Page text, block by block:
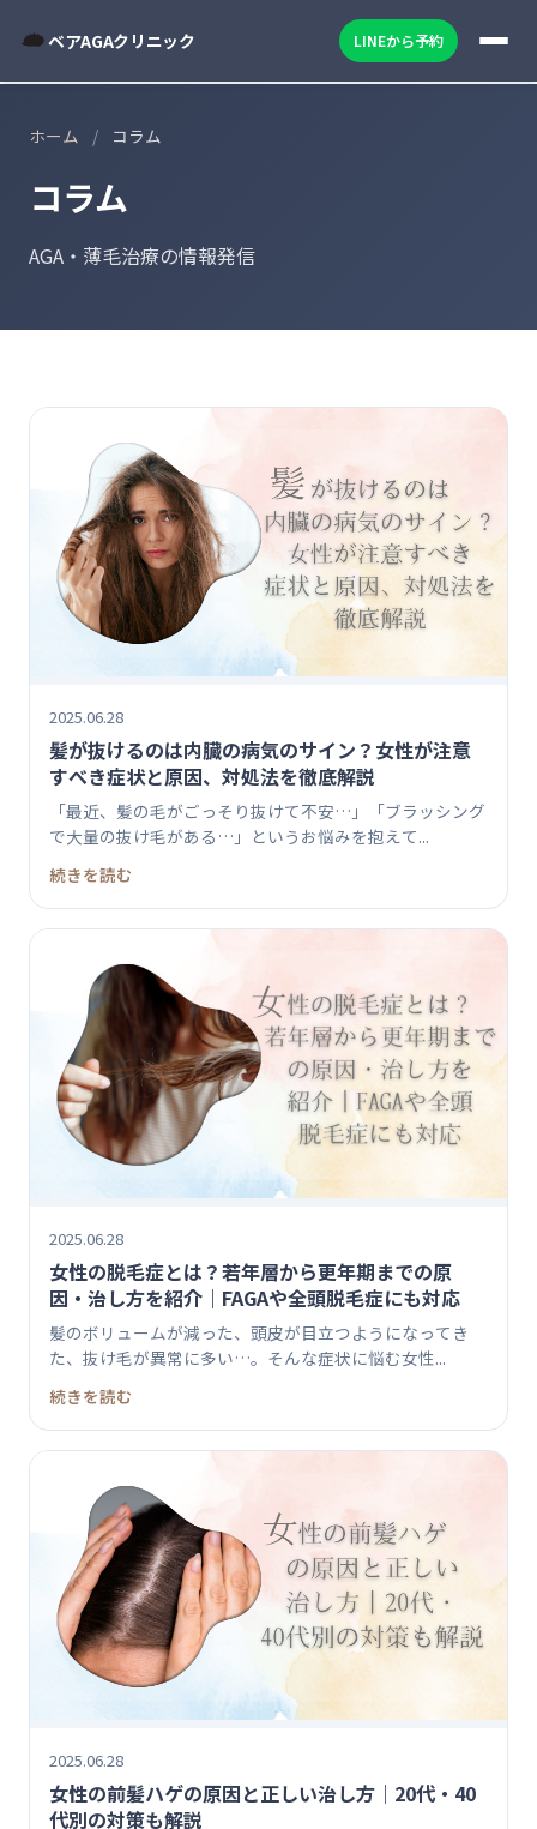
ベアAGAクリニック LINEから予約
ホーム / コラム
コラム
AGA・薄毛治療の情報発信
2025.06.28
髪が抜けるのは内臓の病気のサイン？女性が注意
すべき症状と原因、対処法を徹底解説
「最近、髪の毛がごっそり抜けて不安…」「ブラッシング
で大量の抜け毛がある…」というお悩みを抱えて...
続きを読む
2025.06.28
女性の脱毛症とは？若年層から更年期までの原
因・治し方を紹介｜FAGAや全頭脱毛症にも対応
髪のボリュームが減った、頭皮が目立つようになってき
た、抜け毛が異常に多い…。そんな症状に悩む女性...
続きを読む
2025.06.28
女性の前髪ハゲの原因と正しい治し方｜20代・40
代別の対策も解説